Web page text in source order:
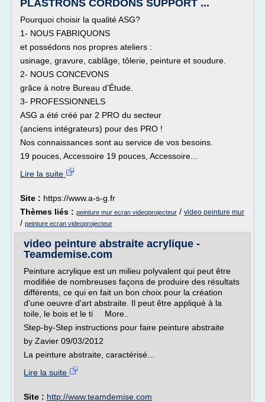
PLASTRONS CORDONS SUPPORT ...
Pourquoi choisir la qualité ASG?
1- NOUS FABRIQUONS
et possédons nos propres ateliers :
usinage, gravure, cablâge, tôlerie, peinture et soudure.
2- NOUS CONCEVONS
grâce à notre Bureau d'Étude.
3- PROFESSIONNELS
ASG a été créé par 2 PRO du secteur
(anciens intégrateurs) pour des PRO !
Nos connaissances sont au service de vos besoins.
19 pouces, Accessoire 19 pouces, Accessoire...
Lire la suite
Site : https://www.a-s-g.fr
Thèmes liés : peinture mur ecran videoprojecteur / video peinture mur
/ peinture ecran videoprojecteur
video peinture abstraite acrylique -
Teamdemise.com
Peinture acrylique est un milieu polyvalent qui peut être
modifiée de nombreuses façons de produire des résultats
différents, ce qui en fait un bon choix pour la création
d'une oeuvre d'art abstraite. Il peut être appliqué à la
toile, le bois et le ti More..
Step-by-Step instructions pour faire peinture abstraite
by Zavier 09/03/2012
La peinture abstraite, caractérisé...
Lire la suite
Site : http://www.teamdemise.com